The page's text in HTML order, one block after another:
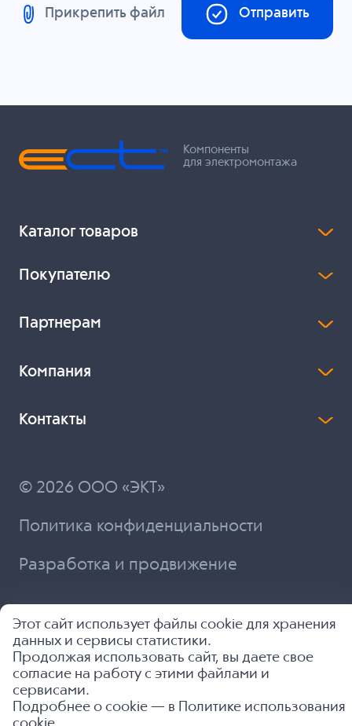
Прикрепить файл Отправить
Компоненты
для электромонтажа
Каталог товаров
Покупателю
Партнерам
Компания
Контакты
© 2026 ООО «ЭКТ»
Политика конфиденциальности
Разработка и продвижение
Этот сайт использует файлы cookie для хранения
данных и сервисы статистики.
Продолжая использовать сайт, вы даете свое
согласие на работу с этими файлами и
сервисами.
Подробнее о cookie — в
Политике использования